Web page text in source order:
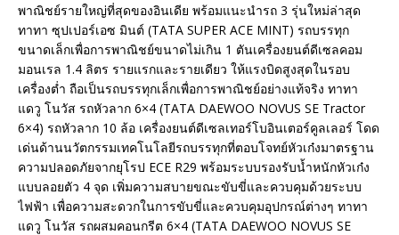
พาณิชย์รายใหญ่ที่สุดของอินเดีย พร้อมแนะนำรถ 3 รุ่นใหม่ล่าสุด
ทาทา ซุปเปอร์เอซ มินต์ (TATA SUPER ACE MINT) รถบรรทุก
ขนาดเล็กเพื่อการพาณิชย์ขนาดไม่เกิน 1 ตันเครื่องยนต์ดีเซลคอม
มอนเรล 1.4 ลิตร รายแรกและรายเดียว ให้แรงบิดสูงสุดในรอบ
เครื่องต่ำ ถือเป็นรถบรรทุกเล็กเพื่อการพาณิชย์อย่างแท้จริง ทาทา
แดวู โนวัส รถหัวลาก 6×4 (TATA DAEWOO NOVUS SE Tractor
6×4) รถหัวลาก 10 ล้อ เครื่องยนต์ดีเซลเทอร์โบอินเตอร์คูลเลอร์ โดด
เด่นด้านนวัตกรรมเทคโนโลยีรถบรรทุกที่ตอบโจทย์หัวเก๋งมาตรฐาน
ความปลอดภัยจากยุโรป ECE R29 พร้อมระบบรองรับน้ำหนักหัวเก๋ง
แบบลอยตัว 4 จุด เพิ่มความสบายขณะขับขี่และควบคุมด้วยระบบ
ไฟฟ้า เพื่อความสะดวกในการขับขี่และควบคุมอุปกรณ์ต่างๆ ทาทา
แดวู โนวัส รถผสมคอนกรีต 6×4 (TATA DAEWOO NOVUS SE